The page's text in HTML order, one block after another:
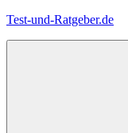
Zum
Test-und-Ratgeber.de